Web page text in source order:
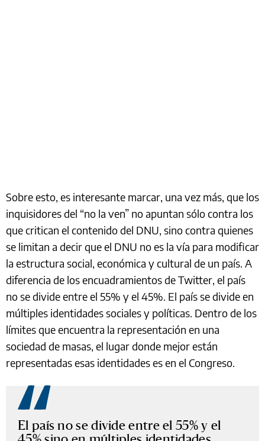
Sobre esto, es interesante marcar, una vez más, que los
inquisidores del “no la ven” no apuntan sólo contra los
que critican el contenido del DNU, sino contra quienes
se limitan a decir que el DNU no es la vía para modificar
la estructura social, económica y cultural de un país. A
diferencia de los encuadramientos de Twitter, el país
no se divide entre el 55% y el 45%. El país se divide en
múltiples identidades sociales y políticas. Dentro de los
límites que encuentra la representación en una
sociedad de masas, el lugar donde mejor están
representadas esas identidades es en el Congreso.
El país no se divide entre el 55% y el